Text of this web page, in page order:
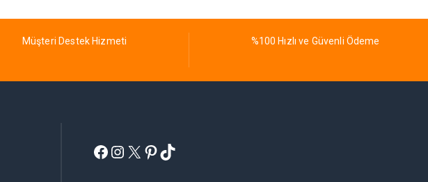
Müşteri Destek Hizmeti %100 Hızlı ve Güvenli Ödeme